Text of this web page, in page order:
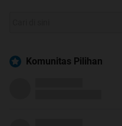
Komunitas Pilihan